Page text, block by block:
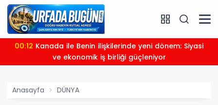
00:12
ve ekonomik iş birliği güçleniyor
Anasayfa DÜNYA